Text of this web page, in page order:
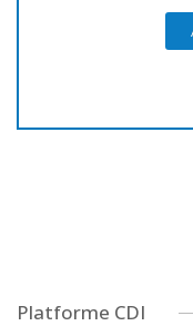
Platforme CDI